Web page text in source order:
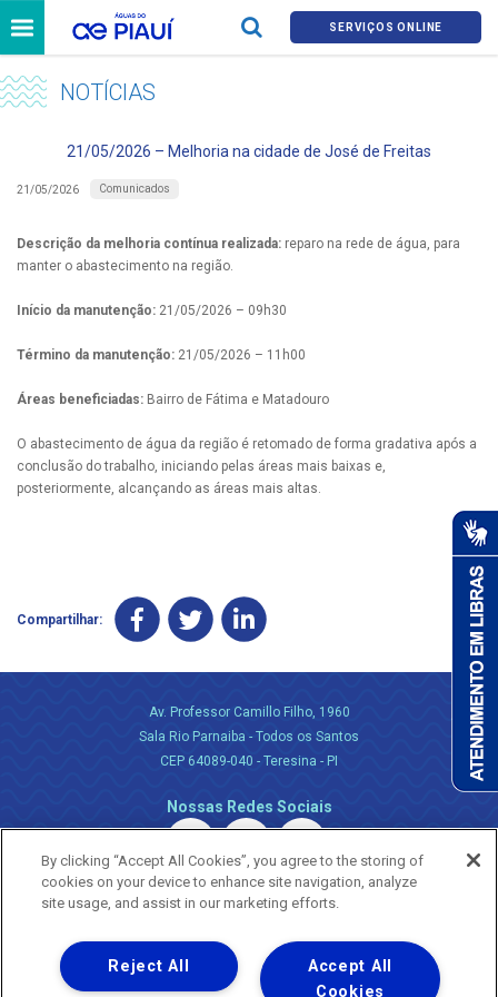
SERVIÇOS ONLINE
NOTÍCIAS
21/05/2026 – Melhoria na cidade de José de Freitas
21/05/2026 Comunicados
Descrição da melhoria contínua realizada: reparo na rede de água, para
manter o abastecimento na região.
Início da manutenção: 21/05/2026 – 09h30
Término da manutenção: 21/05/2026 – 11h00
Áreas beneficiadas: Bairro de Fátima e Matadouro
O abastecimento de água da região é retomado de forma gradativa após a
conclusão do trabalho, iniciando pelas áreas mais baixas e,
posteriormente, alcançando as áreas mais altas.
Compartilhar:
Av. Professor Camillo Filho, 1960
Sala Rio Parnaiba - Todos os Santos
CEP 64089-040 - Teresina - PI
Nossas Redes Sociais
Uma empresa
Copyright ® 2026 - Todos os Direitos Reservados.
By clicking “Accept All Cookies”, you agree to the storing of
cookies on your device to enhance site navigation, analyze
site usage, and assist in our marketing efforts.
Accept All
Cookies
Reject All